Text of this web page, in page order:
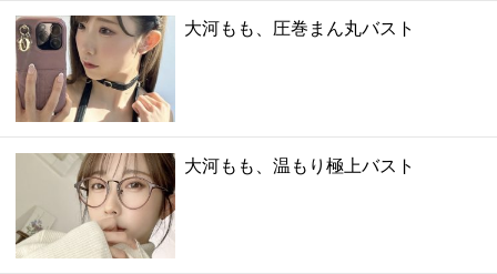
大河もも、圧巻まん丸バスト
大河もも、温もり極上バスト